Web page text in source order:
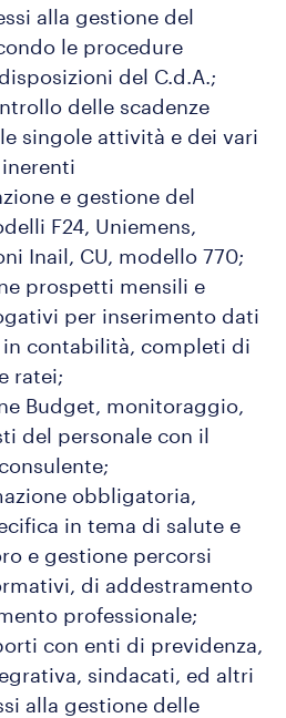
alla gestione del
le procedure
del C.d.A.;
delle scadenze
singole attività e dei vari
e gestione del
F24, Uniemens,
Inail, CU, modello 770;
prospetti mensili e
per inserimento dati
in contabilità, completi di
ratei;
Budget, monitoraggio,
del personale con il
obbligatoria,
in tema di salute e
e gestione percorsi
di addestramento
professionale;
con enti di previdenza,
sindacati, ed altri
alla gestione delle